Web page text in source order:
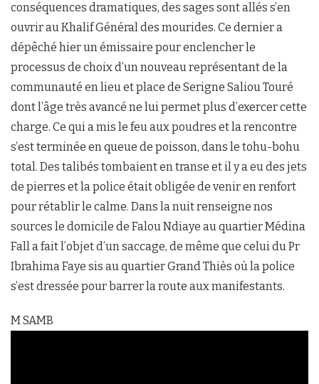
conséquences dramatiques, des sages sont allés s’en
ouvrir au Khalif Général des mourides. Ce dernier a
dépêché hier un émissaire pour enclencher le
processus de choix d’un nouveau représentant de la
communauté en lieu et place de Serigne Saliou Touré
dont l’âge très avancé ne lui permet plus d’exercer cette
charge. Ce qui a mis le feu aux poudres et la rencontre
s’est terminée en queue de poisson, dans le tohu-bohu
total. Des talibés tombaient en transe et il y a eu des jets
de pierres et la police était obligée de venir en renfort
pour rétablir le calme. Dans la nuit renseigne nos
sources le domicile de Falou Ndiaye au quartier Médina
Fall a fait l’objet d’un saccage, de même que celui du Pr
Ibrahima Faye sis au quartier Grand Thiès où la police
s’est dressée pour barrer la route aux manifestants.
M SAMB